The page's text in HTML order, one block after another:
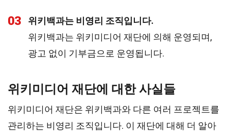
03
위키백과는 비영리 조직입니다.
위키백과는 위키미디어 재단에 의해 운영되며,
광고 없이 기부금으로 운영됩니다.
위키미디어 재단에 대한 사실들
위키미디어 재단은 위키백과와 다른 여러 프로젝트를
관리하는 비영리 조직입니다. 이 재단에 대해 더 알아